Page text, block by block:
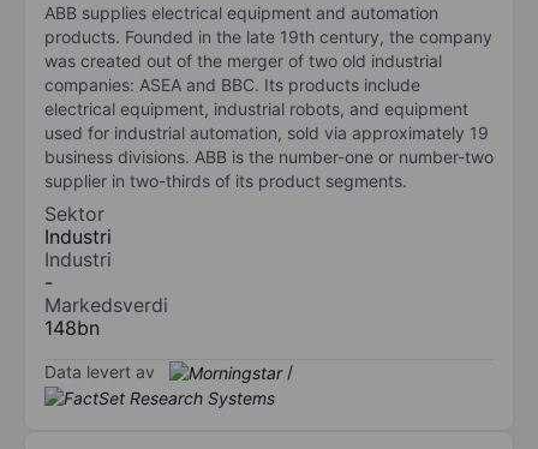
ABB supplies electrical equipment and automation
products. Founded in the late 19th century, the company
was created out of the merger of two old industrial
companies: ASEA and BBC. Its products include
electrical equipment, industrial robots, and equipment
used for industrial automation, sold via approximately 19
business divisions. ABB is the number-one or number-two
supplier in two-thirds of its product segments.
Sektor
Industri
Industri
-
Markedsverdi
148bn
Data levert av /